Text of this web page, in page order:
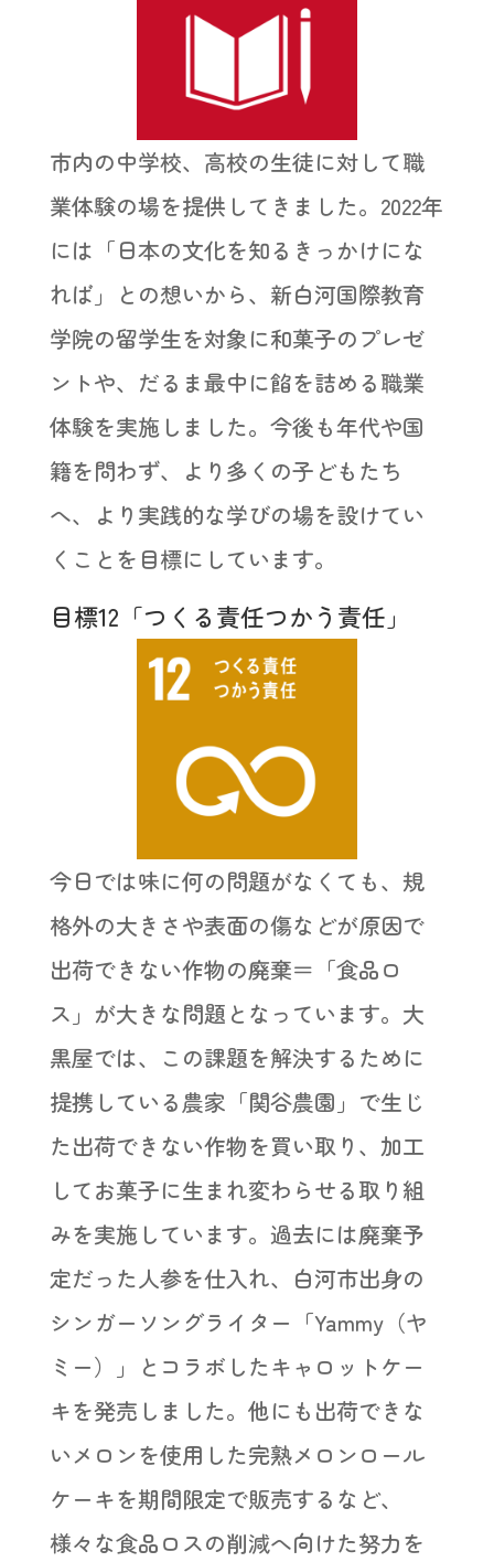
市内の中学校、高校の生徒に対して職
業体験の場を提供してきました。2022年
には「日本の文化を知るきっかけにな
れば」との想いから、新白河国際教育
学院の留学生を対象に和菓子のプレゼ
ントや、だるま最中に餡を詰める職業
体験を実施しました。今後も年代や国
籍を問わず、より多くの子どもたち
へ、より実践的な学びの場を設けてい
くことを目標にしています。
目標12「つくる責任つかう責任」
今日では味に何の問題がなくても、規
格外の大きさや表面の傷などが原因で
出荷できない作物の廃棄＝「食品ロ
ス」が大きな問題となっています。大
黒屋では、この課題を解決するために
提携している農家「関谷農園」で生じ
た出荷できない作物を買い取り、加工
してお菓子に生まれ変わらせる取り組
みを実施しています。過去には廃棄予
定だった人参を仕入れ、白河市出身の
シンガーソングライター「Yammy（ヤ
ミー）」とコラボしたキャロットケー
キを発売しました。他にも出荷できな
いメロンを使用した完熟メロンロール
ケーキを期間限定で販売するなど、
様々な食品ロスの削減へ向けた努力を